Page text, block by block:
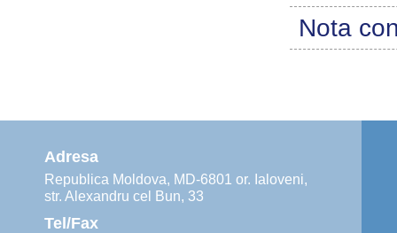
Nota
Adresa
Republica Moldova, MD-6801 or. Ialoveni,
str. Alexandru cel Bun, 33
Tel/Fax